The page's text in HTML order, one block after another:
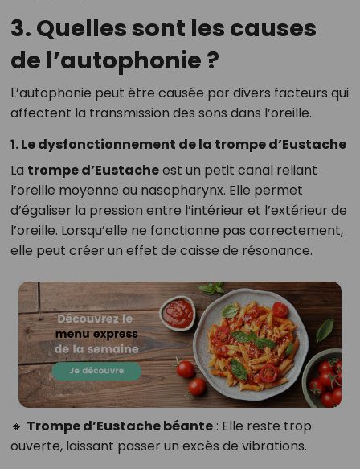
3. Quelles sont les causes
de l’autophonie ?
L’autophonie peut être causée par divers facteurs qui
affectent la transmission des sons dans l’oreille.
1. Le dysfonctionnement de la trompe d’Eustache
La trompe d’Eustacheest un petit canal reliant
l’oreille moyenne au nasopharynx. Elle permet
d’égaliser la pression entre l’intérieur et l’extérieur de
l’oreille. Lorsqu’elle ne fonctionne pas correctement,
elle peut créer un effet de caisse de résonance.
🔸 Trompe d’Eustache béante: Elle reste trop
ouverte, laissant passer un excès de vibrations.